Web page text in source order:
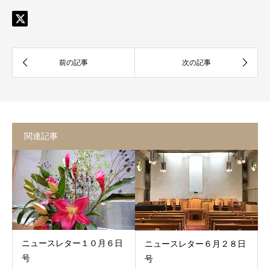
関連記事
ニュースレター１０月６日
号
ニュースレター６月２８日
号